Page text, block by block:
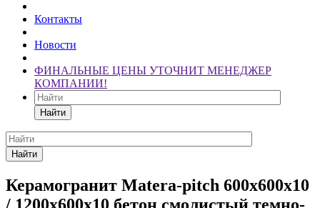
Контакты
Новости
ФИНАЛЬНЫЕ ЦЕНЫ УТОЧНИТ МЕНЕДЖЕР
КОМПАНИИ!
Найти
Найти
Керамогранит Matera-pitch 600х600х10